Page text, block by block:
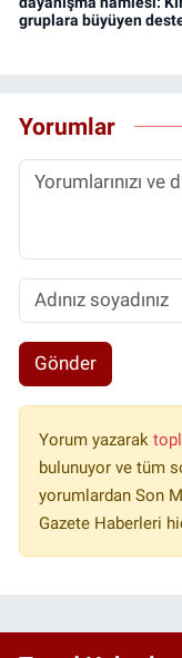
gruplara büyüyen
Yorumlar
Gönder
Yorum yazarak
bulunuyor ve tüm
yorumlardan Son
Gazete Haberleri